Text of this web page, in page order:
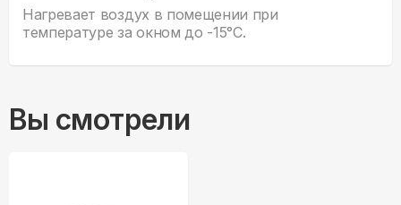
Нагревает воздух в помещении при
температуре за окном до -15°С.
Вы смотрели